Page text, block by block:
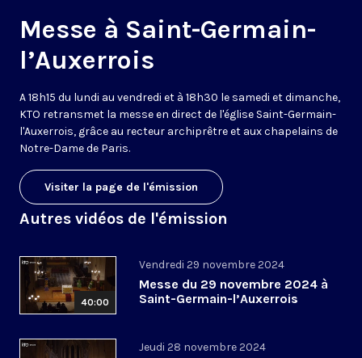
Messe à Saint-Germain-
l’Auxerrois
A 18h15 du lundi au vendredi et à 18h30 le samedi et dimanche,
KTO retransmet la messe en direct de l'église Saint-Germain-
l'Auxerrois, grâce au recteur archiprêtre et aux chapelains de
Notre-Dame de Paris.
Visiter la page de l'émission
Autres vidéos de l'émission
40:00
Vendredi 29 novembre 2024
Messe du 29 novembre 2024 à
Saint-Germain-l’Auxerrois
Jeudi 28 novembre 2024